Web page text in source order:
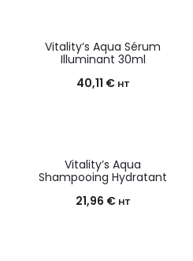
Vitality’s Aqua Sérum
Illuminant 30ml
40,11 € HT
Vitality’s Aqua
Shampooing Hydratant
21,96 € HT